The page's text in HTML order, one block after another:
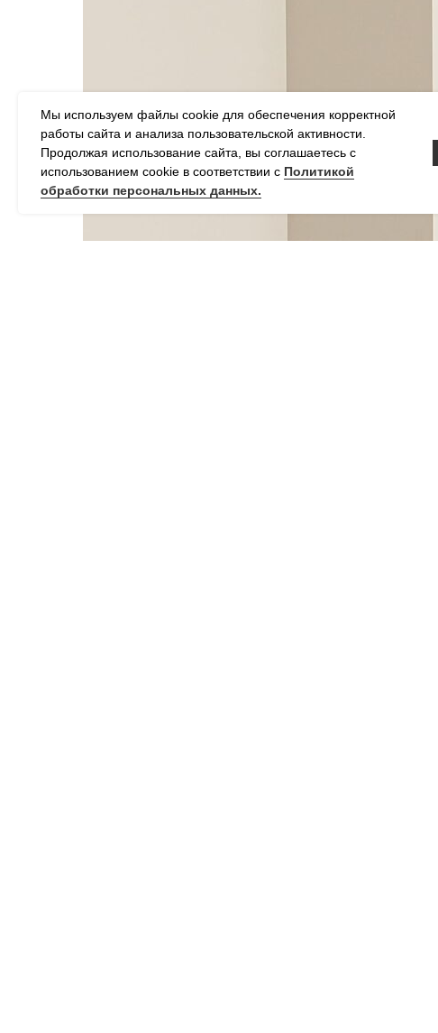
Мы используем файлы cookie для обеспечения корректной
работы сайта и анализа пользовательской активности.
Продолжая использование сайта, вы соглашаетесь с
использованием cookie в соответствии с Политикой
обработки персональных данных.